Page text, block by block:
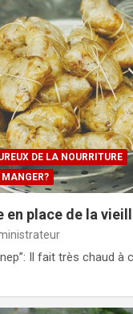
DE LA NOURRITURE
en place de la
Il fait très chaud à